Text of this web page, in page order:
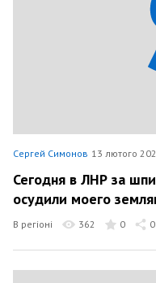
Сергей Симонов 13 лютого
Сегодня в ЛНР за
осудили моего
В регіоні 362 0 0